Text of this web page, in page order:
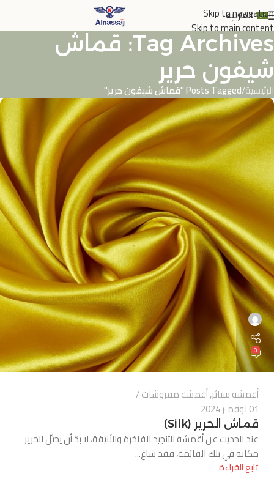
Skip to navigation
Skip to main content
العربية
Tag Archives: قماش
شيفون حرير
الرئيسية/Posts Tagged "قماش شيفون حرير"
0
أقمشة ستائر,أقمشة مفروشات
01 نوفمبر 2024
قماش الحرير (Silk)
عند الحديث عن أقمشة التنجيد الفاخرة والأنيقة، لا بدَّ أن يحتلَّ الحرير
مكانه في تلك القائمة، فقد شاع...
تابع القراءة